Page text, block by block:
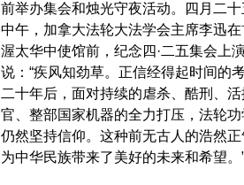
前举办集会和烛光守夜活动。四月二十
中午，加拿大法轮大法学会主席李迅在
渥太华中使馆前，纪念四·二五集会上
说：“疾风知劲草。正信经得起时间的
二十年后，面对持续的虐杀、酷刑、
官、整部国家机器的全力打压，法轮功
仍然坚持信仰。这种前无古人的浩然正
为中华民族带来了美好的未来和希望。